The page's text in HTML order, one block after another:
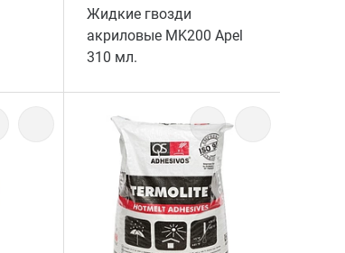
Жидкие гвозди
акриловые MK200 Apel
310 мл.